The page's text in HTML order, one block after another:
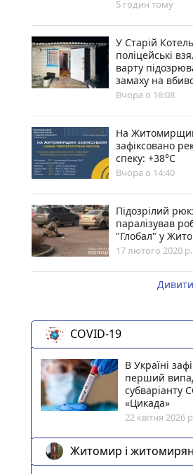
5 годин тому
У Старій
поліцейські
варту
замаху на
Вчора о 16:08
Н️а
зафіксовано
спеку: +38°C
Вчора о 14:40
Підозрілий
паралізував
"Глобал" у
17 лютого 2020 р.
COVID-19
В Україні
перший
субваріанту
«Цикада»
22 квітня 2026
Житомир і